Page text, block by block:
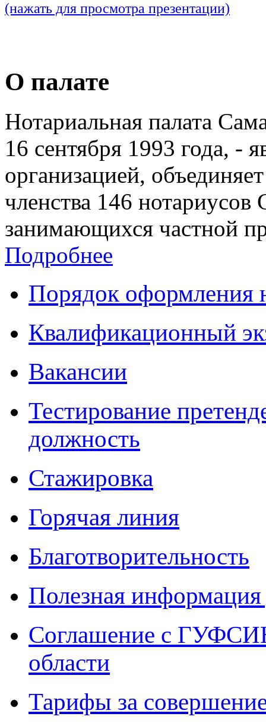
(нажать для просмотра презентации)
О палате
Нотариальная палата
16 сентября 1993 года, -
организацией,
членства 146 нотариусов
занимающихся частной
Подробнее
Порядок оформления
Квалификационный
Вакансии
Тестирование
должность
Стажировка
Горячая линия
Благотворительность
Полезная
Соглашение с
области
Тарифы за